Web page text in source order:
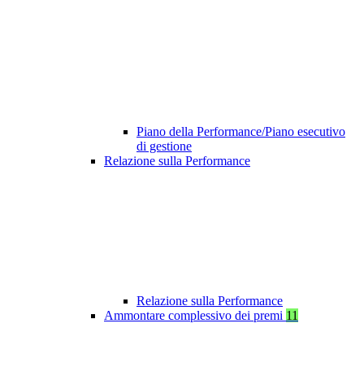
Piano della Performance/Piano esecutivo
di gestione
Relazione sulla Performance
Relazione sulla Performance
Ammontare complessivo dei premi 11